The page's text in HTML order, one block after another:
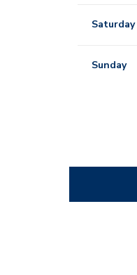
Saturday
Sunday